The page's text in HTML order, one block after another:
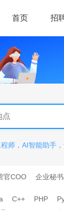
首页 招
师，AI智能助手
官COO 企业秘
C++ PHP